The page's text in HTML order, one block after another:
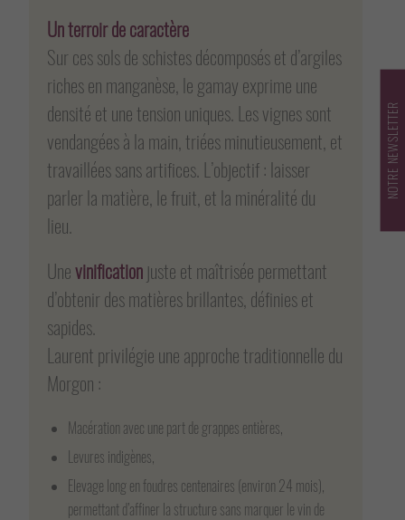
NOTRE NEWSLETTER
Un terroir de caractère
Sur ces sols de schistes décomposés et d’argiles
riches en manganèse, le gamay exprime une
densité et une tension uniques. Les vignes sont
vendangées à la main, triées minutieusement, et
travaillées sans artifices. L’objectif : laisser
parler la matière, le fruit, et la minéralité du
lieu.
Unevinification juste et maîtrisée permettant
d’obtenir des matières brillantes, définies et
sapides.
Laurent privilégie une approche traditionnelle du
Morgon :
Macération avec une part de grappes entières,
Levures indigènes,
Elevage long en foudres centenaires (environ 24 mois),
permettant d’affiner la structure sans marquer le vin de